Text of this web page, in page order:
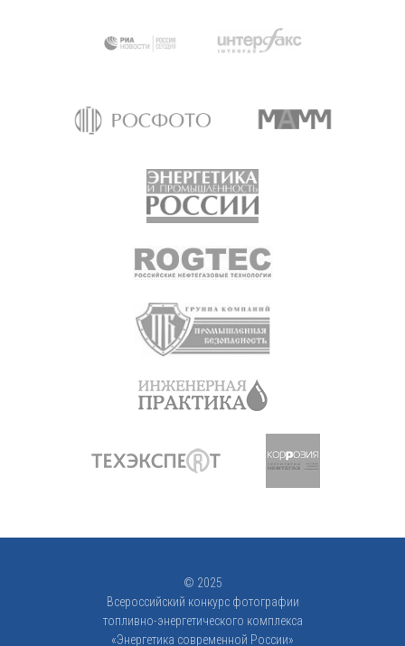
© 2025
Всероссийский конкурс фотографии
топливно-энергетического комплекса
«Энергетика современной России»